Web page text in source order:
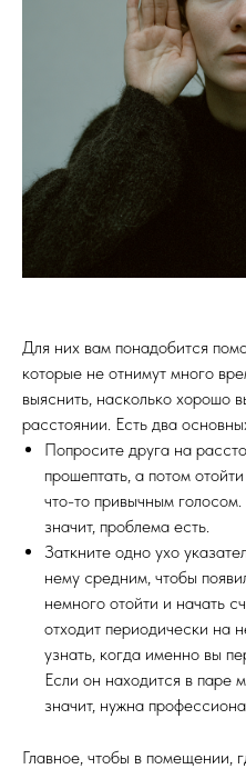
Для них вам понадобится
которые не отнимут много
выяснить, насколько хорошо
расстоянии. Есть два
Попросите друга на
прошептать, а потом
что-то привычным
значит, проблема есть.
Заткните одно ухо
нему средним, чтобы
немного отойти и начать
отходит периодически на
узнать, когда именно вы
Если он находится в паре
значит, нужна
Главное, чтобы в помещении,